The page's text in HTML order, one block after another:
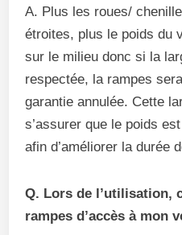
A. Plus les roues/
étroites, plus le poids du
sur le milieu donc si la
respectée, la rampes
garantie annulée. Cette
s’assurer que le poids
afin d’améliorer la durée
Q. Lors de l’utilisation,
rampes d’accès à mon